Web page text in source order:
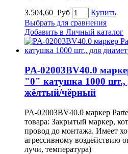
3.504,60_Руб
Купить
Выбрать для сравнения
Добавить в Личный каталог
PA-02003BV40.0
"0" катушка 1000 шт.,
жёлтый/чёрный
PA-02003BV40.0 маркер
товара: Закрытый маркер,
провод до монтажа. Имеет
агрессивному
лучи, температура)